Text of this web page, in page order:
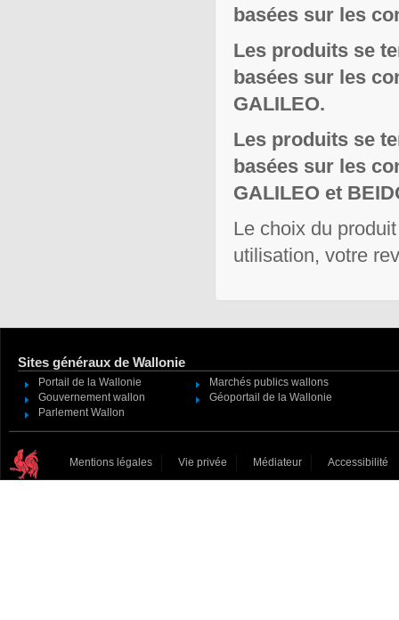
basées sur les
Les produits se
basées sur les
GALILEO.
Les produits se
basées sur les
GALILEO et
Le choix du
utilisation, votre
Sites généraux de Wallonie
Portail de la Wallonie
Marchés publics wallons
Gouvernement wallon
Géoportail de la Wallonie
Parlement Wallon
Mentions légales Vie privée Médiateur Accessibilité